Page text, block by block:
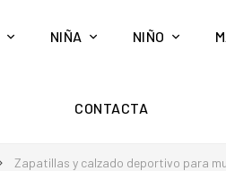
NIÑA NIÑO
CONTACTA
Zapatillas y calzado deportivo para